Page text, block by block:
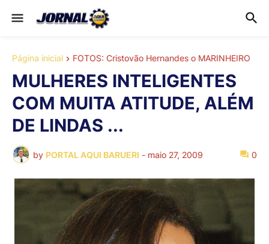
Página inicial FOTOS: Cristovão Hernandes o MARINHEIRO
MULHERES INTELIGENTES
COM MUITA ATITUDE, ALÉM
DE LINDAS ...
by PORTAL AQUI BARUERI - maio 27, 2009 0